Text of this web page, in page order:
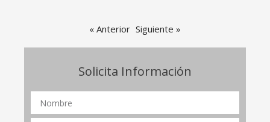
« Anterior Siguiente »
Solicita Información